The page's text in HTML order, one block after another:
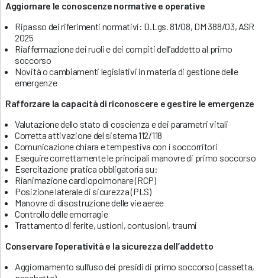
Aggiornare le conoscenze normative e operative
Ripasso dei riferimenti normativi: D.Lgs. 81/08, DM 388/03, ASR
2025
Riaffermazione dei ruoli e dei compiti dell’addetto al primo
soccorso
Novità o cambiamenti legislativi in materia di gestione delle
emergenze
Rafforzare la capacità di riconoscere e gestire le emergenze
Valutazione dello stato di coscienza e dei parametri vitali
Corretta attivazione del sistema 112/118
Comunicazione chiara e tempestiva con i soccorritori
Eseguire correttamente le principali manovre di primo soccorso
Esercitazione pratica obbligatoria su:
Rianimazione cardiopolmonare (RCP)
Posizione laterale di sicurezza (PLS)
Manovre di disostruzione delle vie aeree
Controllo delle emorragie
Trattamento di ferite, ustioni, contusioni, traumi
Conservare l’operatività e la sicurezza dell’addetto
Aggiornamento sull’uso dei presidi di primo soccorso (cassetta,